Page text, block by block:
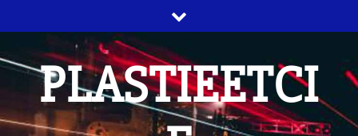
PLASTIEETCI